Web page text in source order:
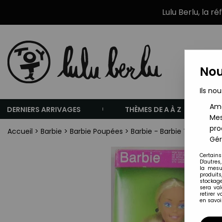
Lulu Berlu, la
DERNIERS ARRIVAGES THÈMES DE A À Z
Accueil > Barbie > Barbie Poupées > Barbie - Barbie
Ils
la
sera
retirer
en